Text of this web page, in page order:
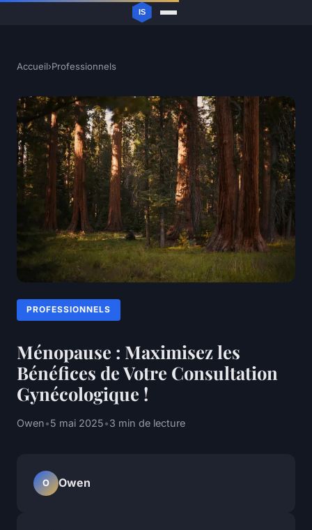
Accueil›Professionnels
PROFESSIONNELS
Ménopause : Maximisez les
Bénéfices de Votre Consultation
Gynécologique !
Owen•5 mai 2025•3 min de lecture
O Owen